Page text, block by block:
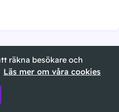
· ·Cookies
räkna besökare och
Läs mer om våra cookies